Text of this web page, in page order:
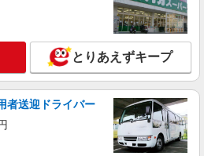
海道支社
料老人ホームにおける介護業務
形態】正社員 月給：198,000〜
（資格・経験による） 基本給：
230,000円 処遇改善手当：18,000円
実務者研修5,000円、介護福祉士
車両持込手当：5,000円 当直手当：
（月4回） 通勤手当：上限25,000円/
あり 賞与：あり(年1回(計1.00ヶ月
残業代：なし 試用期間6ヶ月(同条件)
札幌市西区八軒７条西
詳細を見る
とりあえずキープ
者送迎ドライバー